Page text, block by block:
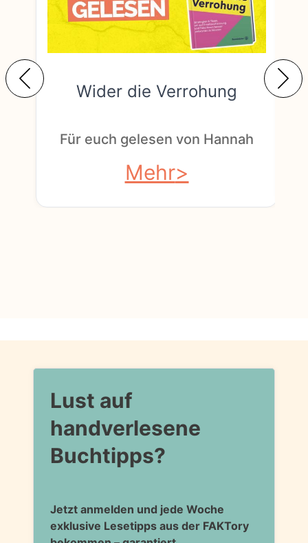
Wider die Verrohung
Für euch gelesen von Hannah
Mehr
Lust auf
handverlesene
Buchtipps?